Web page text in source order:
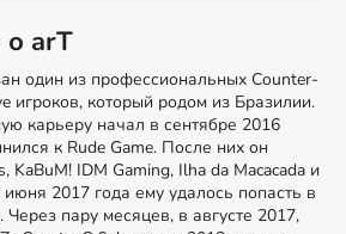
arT
один из профессиональных Counter-
игроков, который родом из Бразилии.
карьеру начал в сентябре 2016
к Rude Game. После них он
KaBuM! IDM Gaming, Ilha da Macacada и
июня 2017 года ему удалось попасть в
Через пару месяцев, в августе 2017,